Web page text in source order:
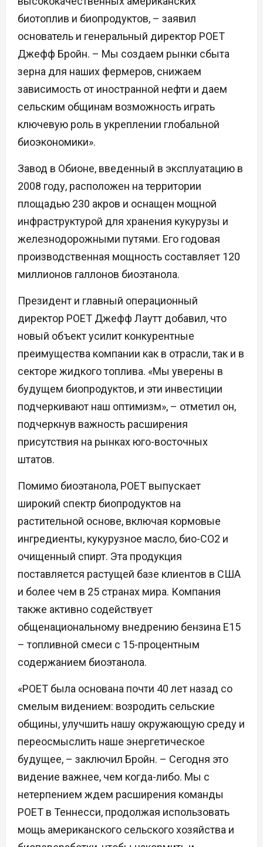
биотоплив и биопродуктов, – заявил
основатель и генеральный директор POET
Джефф Бройн. – Мы создаем рынки сбыта
зерна для наших фермеров, снижаем
зависимость от иностранной нефти и даем
сельским общинам возможность играть
ключевую роль в укреплении глобальной
биоэкономики».
Завод в Обионе, введенный в эксплуатацию в
2008 году, расположен на территории
площадью 230 акров и оснащен мощной
инфраструктурой для хранения кукурузы и
железнодорожными путями. Его годовая
производственная мощность составляет 120
миллионов галлонов биоэтанола.
Президент и главный операционный
директор POET Джефф Лаутт добавил, что
новый объект усилит конкурентные
преимущества компании как в отрасли, так и в
секторе жидкого топлива. «Мы уверены в
будущем биопродуктов, и эти инвестиции
подчеркивают наш оптимизм», – отметил он,
подчеркнув важность расширения
присутствия на рынках юго-восточных
штатов.
Помимо биоэтанола, POET выпускает
широкий спектр биопродуктов на
растительной основе, включая кормовые
ингредиенты, кукурузное масло, био-CO2 и
очищенный спирт. Эта продукция
поставляется растущей базе клиентов в США
и более чем в 25 странах мира. Компания
также активно содействует
общенациональному внедрению бензина E15
– топливной смеси с 15-процентным
содержанием биоэтанола.
«POET была основана почти 40 лет назад со
смелым видением: возродить сельские
общины, улучшить нашу окружающую среду и
переосмыслить наше энергетическое
будущее, – заключил Бройн. – Сегодня это
видение важнее, чем когда-либо. Мы с
нетерпением ждем расширения команды
POET в Теннесси, продолжая использовать
мощь американского сельского хозяйства и